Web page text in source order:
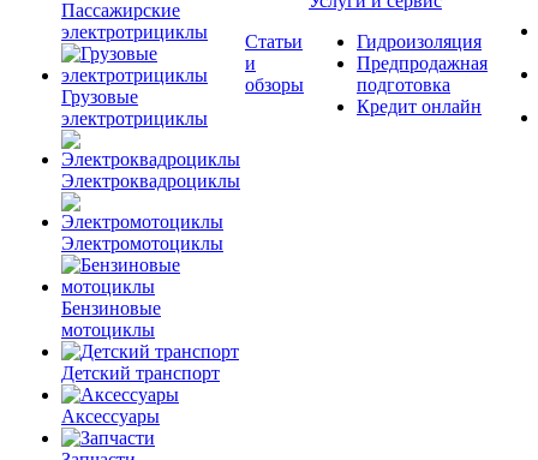
Пассажирские
электротрициклы
Грузовые
электротрициклы
Электроквадроциклы
Электромотоциклы
Бензиновые
мотоциклы
Детский транспорт
Аксессуары
Статьи
и
обзоры
Гидроизоляция
Предпродажная
подготовка
Кредит онлайн